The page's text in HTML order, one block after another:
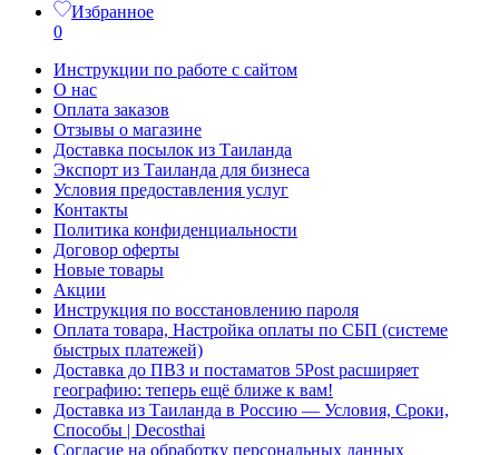
Избранное
0
Инструкции по работе с сайтом
О нас
Оплата заказов
Отзывы о магазине
Доставка посылок из Таиланда
Экспорт из Таиланда для бизнеса
Условия предоставления услуг
Контакты
Политика конфиденциальности
Договор оферты
Новые товары
Акции
Инструкция по восстановлению пароля
Оплата товара, Настройка оплаты по СБП (системе
быстрых платежей)
Доставка до ПВЗ и постаматов 5Post расширяет
географию: теперь ещё ближе к вам!
Доставка из Таиланда в Россию — Условия, Сроки,
Способы | Decosthai
Согласие на обработку персональных данных